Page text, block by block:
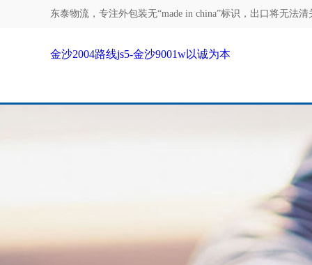
东泰物流，专注外包装无“made in china”标识，出口将无法
金沙2004路线js5-金沙9001w以诚为本